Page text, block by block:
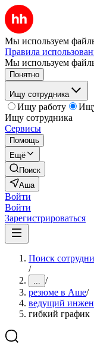
Мы используем
Правила
Мы используем
Понятно
Ищу сотрудника
Ищу работу
Ищу сотрудника
Сервисы
Помощь
Ещё
Поиск
Аша
Войти
Войти
Зарегистрироваться
Поиск
/
... /
резюме в Аше/
ведущий
гибкий график